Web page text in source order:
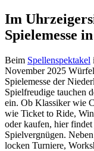
Im
Spielemesse
Beim Spellenspektakel
November 2025
Spielemesse der
Spielfreudige tauchen
ein. Ob Klassiker wie
wie Ticket to Ride,
oder kaufen, hier
Spielvergnügen.
locken Turniere,